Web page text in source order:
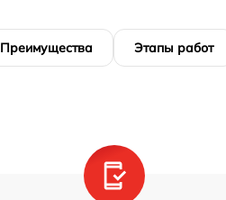
Преимущества Этапы работ